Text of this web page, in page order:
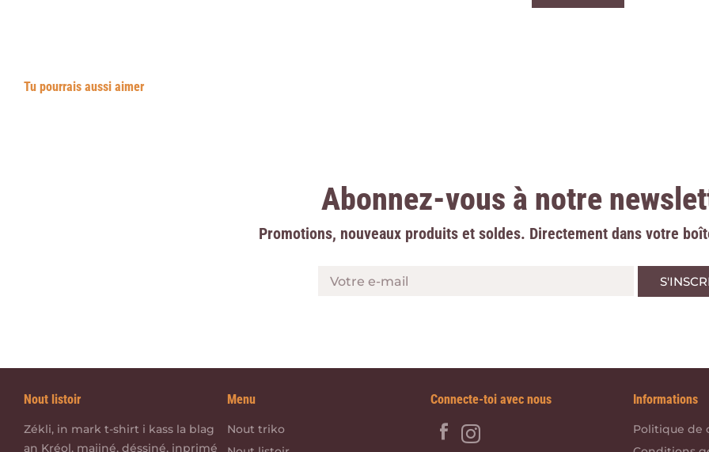
Tu pourrais aussi aimer
Abonnez-vous à notre
Promotions, nouveaux produits et soldes. Directement dans votre
Votre e-mail
Nout listoir
Zékli, in mark t-shirt i kass la blag
an Kréol, majiné, déssiné, inprimé
Menu
Nout triko
Connecte-toi avec nous Informations
Politique de